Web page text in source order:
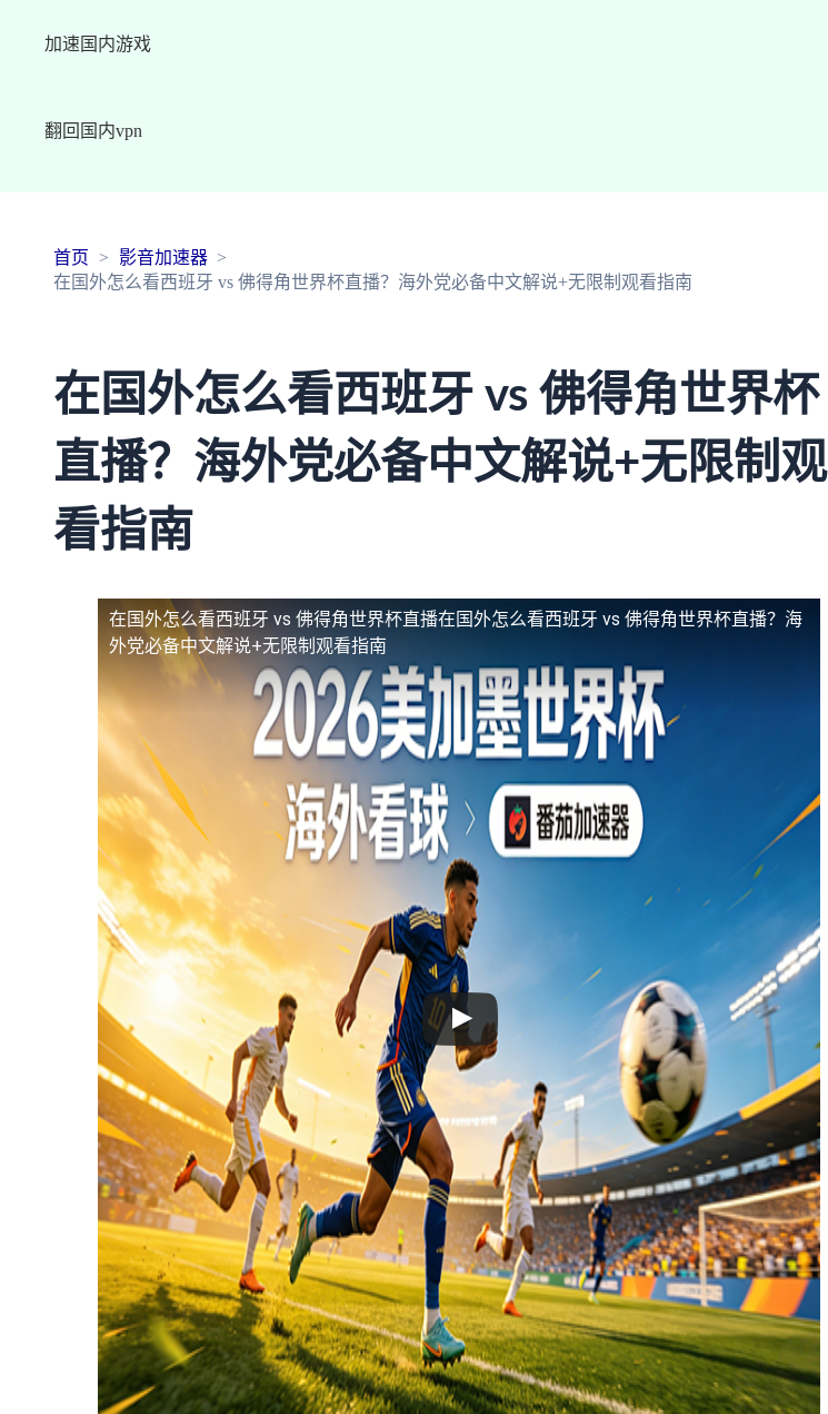
加速国内游戏
翻回国内vpn
首页
影音加速器
在国外怎么看西班牙 vs 佛得角世界杯直播？海外党必备中文解说+无限制观看指南
在国外怎么看西班牙 vs 佛得角世界杯
直播？海外党必备中文解说+无限制观
看指南
在国外怎么看西班牙 vs 佛得角世界杯直播在国外怎么看西班牙 vs 佛得角世界杯直播？海
外党必备中文解说+无限制观看指南